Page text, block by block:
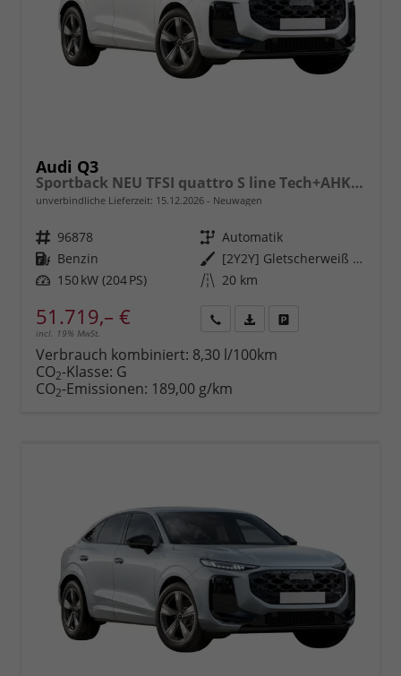
Audi Q3
Sportback NEU TFSI quattro S line Tech+AHK+Alu19+LEDplus+KlimaPlus+ExtSchwarz
unverbindliche Lieferzeit: 15.12.2026 Neuwagen
Fahrzeugnr. 96878 Getriebe Automatik
Kraftstoff Benzin Außenfarbe
[2Y2Y] Gletscherweiß Metallic
Leistung 150 kW (204 PS) Kilometerstand 20 km
51.719,– €
incl. 19% MwSt.
anfordern
Datei,
Verbrauch kombiniert: 8,30 l/100km
CO2-Klasse: G
CO2-Emissionen: 189,00 g/km